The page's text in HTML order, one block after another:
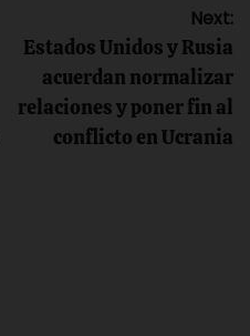
Next:
Estados Unidos y Rusia
acuerdan normalizar
relaciones y poner fin al
conflicto en Ucrania